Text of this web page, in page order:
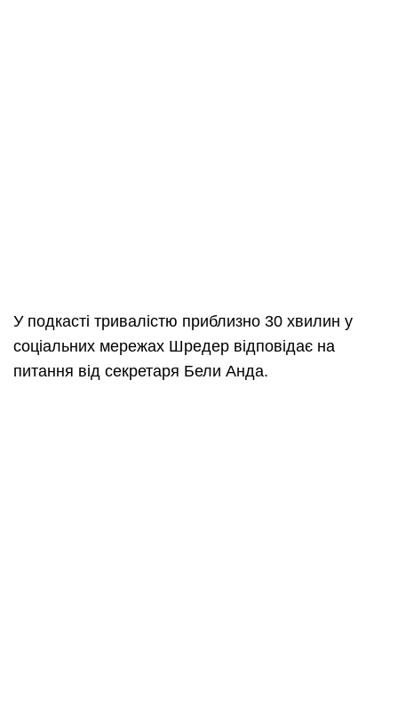
У подкасті тривалістю приблизно 30 хвилин у
соціальних мережах Шредер відповідає на
питання від секретаря Бели Анда.